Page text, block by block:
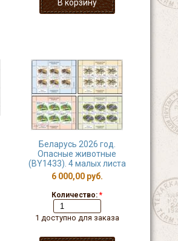
Беларусь 2026 год.
Опасные животные
(BY1433). 4 малых листа
6 000,00 руб.
Количество: *
1 доступно для заказа